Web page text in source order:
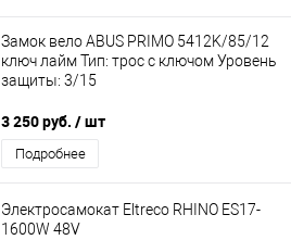
Замок вело ABUS PRIMO 5412K/85/12
ключ лайм Тип: трос с ключом Уровень
защиты: 3/15
3 250 руб. / шт
Подробнее
Электросамокат Eltreco RHINO ES17-
1600W 48V